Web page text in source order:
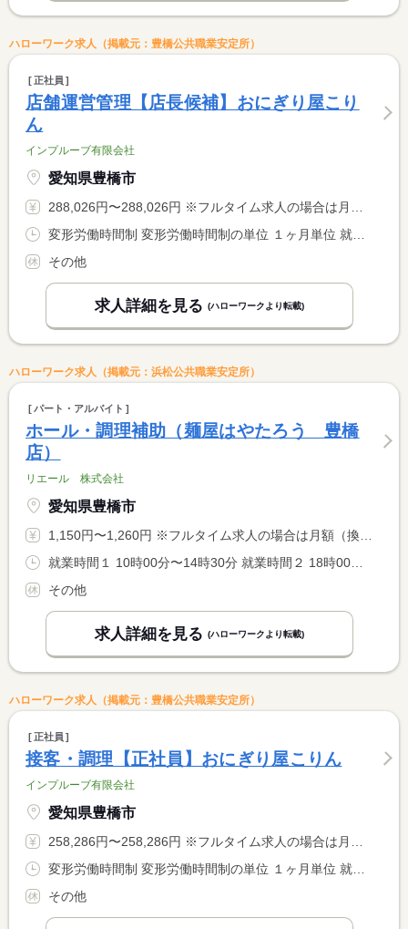
ハローワーク求人（掲載元：豊橋公共職業安定所）
正社員
店舗運営管理【店長候補】おにぎり屋こり
ん
インプルーブ有限会社
愛知県豊橋市
288,026円〜288,026円 ※フルタイム求人の場合は月額（換算額）、パート求人の場合は時間額を表示しています。
その他
求人詳細を見る (ハローワークより転載)
ハローワーク求人（掲載元：浜松公共職業安定所）
パート・アルバイト
ホール・調理補助（麺屋はやたろう 豊橋
店）
リエール 株式会社
愛知県豊橋市
1,150円〜1,260円 ※フルタイム求人の場合は月額（換算額）、パート求人の場合は時間額を表示しています。
その他
求人詳細を見る (ハローワークより転載)
ハローワーク求人（掲載元：豊橋公共職業安定所）
正社員
接客・調理【正社員】おにぎり屋こりん
インプルーブ有限会社
愛知県豊橋市
258,286円〜258,286円 ※フルタイム求人の場合は月額（換算額）、パート求人の場合は時間額を表示しています。
その他